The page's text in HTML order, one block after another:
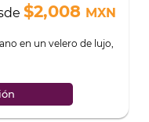
$2,008 MXN
en un velero de lujo,